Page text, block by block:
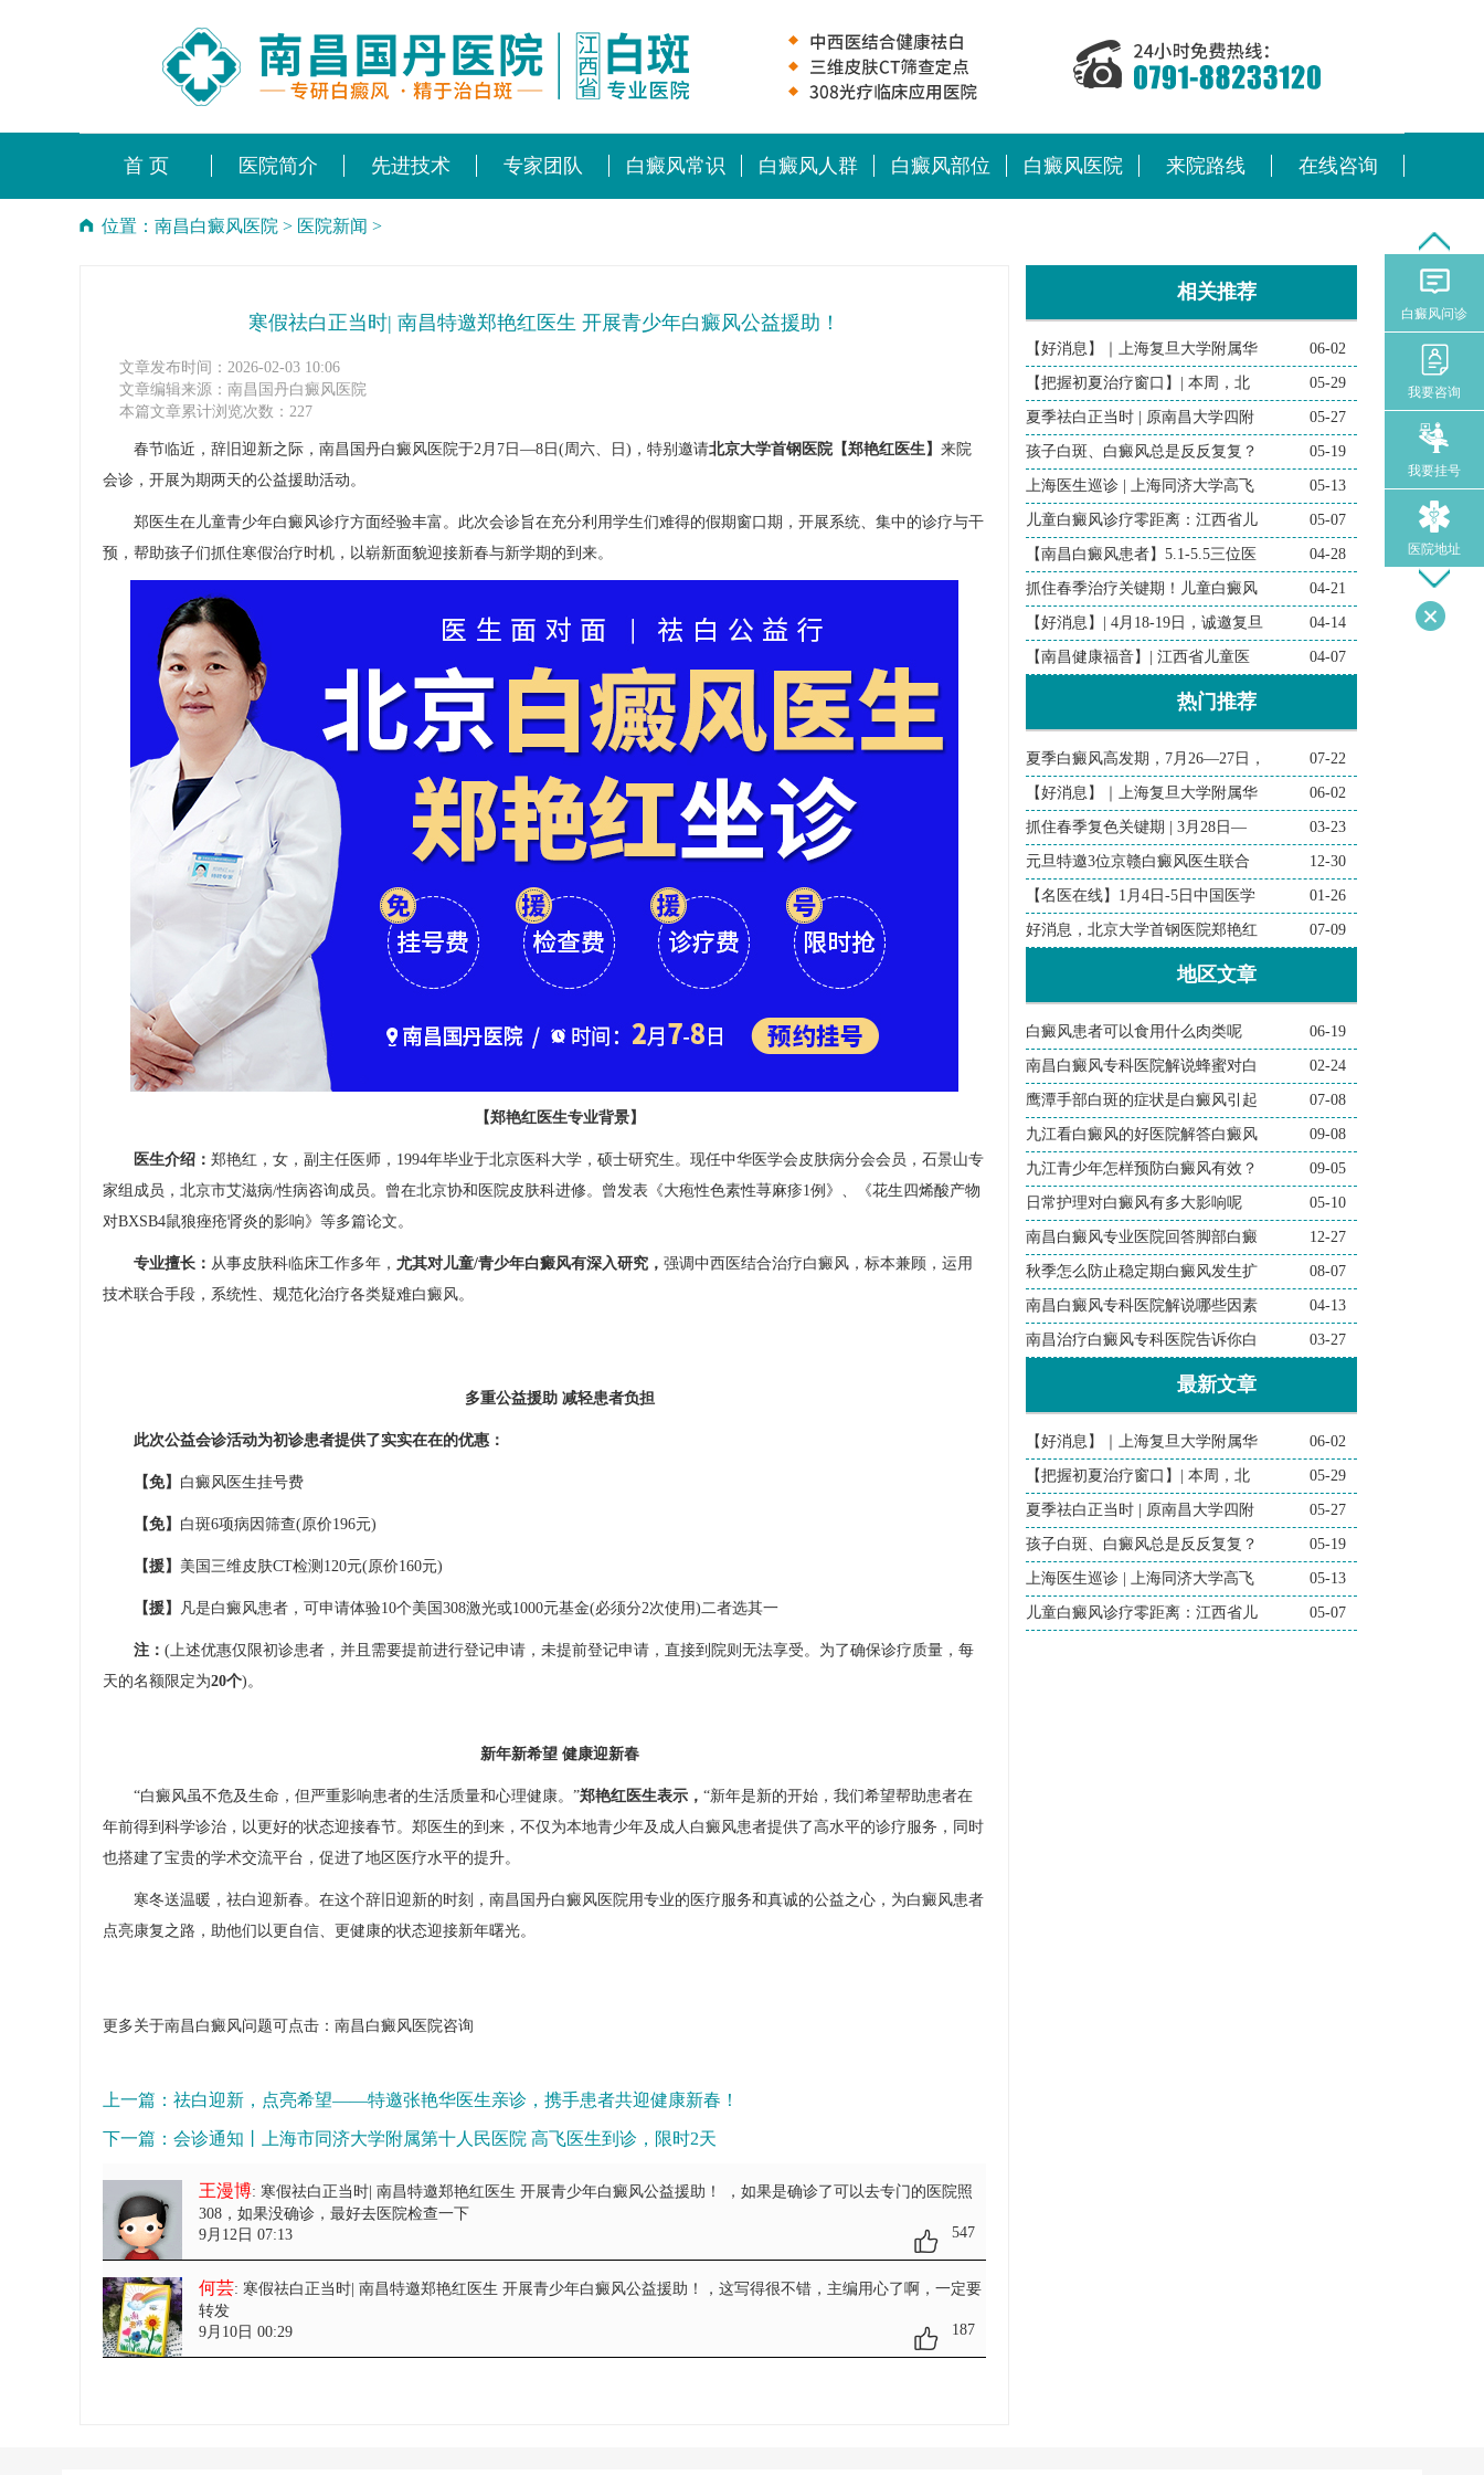
首 页 医院简介 先进技术 专家团队 白癜风常识 白癜风人群 白癜风部位 白癜风医院 来院路线 在线咨询
位置： 南昌白癜风医院 > 医院新闻 >
寒假祛白正当时| 南昌特邀郑艳红医生 开展青少年白癜风公益援助！
文章发布时间：2026-02-03 10:06
文章编辑来源：南昌国丹白癜风医院
本篇文章累计浏览次数：227
春节临近，辞旧迎新之际，南昌国丹白癜风医院于2月7日—8日(周六、日)，特别邀请北京大学首钢医院【郑艳红医生】 来院
会诊，开展为期两天的公益援助活动。
郑医生在儿童青少年白癜风诊疗方面经验丰富。此次会诊旨在充分利用学生们难得的假期窗口期，开展系统、集中的诊疗与干
预，帮助孩子们抓住寒假治疗时机，以崭新面貌迎接新春与新学期的到来。
【郑艳红医生专业背景】
医生介绍： 郑艳红，女，副主任医师，1994年毕业于北京医科大学，硕士研究生。现任中华医学会皮肤病分会会员，石景山专
家组成员，北京市艾滋病/性病咨询成员。曾在北京协和医院皮肤科进修。曾发表《大疱性色素性荨麻疹1例》、《花生四烯酸产物
对BXSB4鼠狼痤疮肾炎的影响》等多篇论文。
专业擅长： 从事皮肤科临床工作多年， 尤其对儿童/青少年白癜风有深入研究， 强调中西医结合治疗白癜风，标本兼顾，运用
技术联合手段，系统性、规范化治疗各类疑难白癜风。
多重公益援助 减轻患者负担
此次公益会诊活动为初诊患者提供了实实在在的优惠：
【免】 白癜风医生挂号费
【免】 白斑6项病因筛查(原价196元)
【援】 美国三维皮肤CT检测120元(原价160元)
【援】 凡是白癜风患者，可申请体验10个美国308激光或1000元基金(必须分2次使用)二者选其一
注： (上述优惠仅限初诊患者，并且需要提前进行登记申请，未提前登记申请，直接到院则无法享受。为了确保诊疗质量，每
天的名额限定为20个)。
新年新希望 健康迎新春
“白癜风虽不危及生命，但严重影响患者的生活质量和心理健康。”郑艳红医生表示， “新年是新的开始，我们希望帮助患者在
年前得到科学诊治，以更好的状态迎接春节。郑医生的到来，不仅为本地青少年及成人白癜风患者提供了高水平的诊疗服务，同时
也搭建了宝贵的学术交流平台，促进了地区医疗水平的提升。
寒冬送温暖，祛白迎新春。在这个辞旧迎新的时刻，南昌国丹白癜风医院用专业的医疗服务和真诚的公益之心，为白癜风患者
点亮康复之路，助他们以更自信、更健康的状态迎接新年曙光。
更多关于南昌白癜风问题可点击： 南昌白癜风医院咨询
上一篇： 祛白迎新，点亮希望——特邀张艳华医生亲诊，携手患者共迎健康新春！
下一篇： 会诊通知丨上海市同济大学附属第十人民医院 高飞医生到诊，限时2天
王漫博: 寒假祛白正当时| 南昌特邀郑艳红医生 开展青少年白癜风公益援助！
，如果是确诊了可以去专门的医院照
308，如果没确诊，最好去医院检查一下
9月12日 07:13
547
何芸: 寒假祛白正当时| 南昌特邀郑艳红医生 开展青少年白癜风公益援助！
，这写得很不错，主编用心了啊，一定要
转发
9月10日 00:29
187
相关推荐
【好消息】｜上海复旦大学附属华 06-02
【把握初夏治疗窗口】| 本周，北 05-29
夏季祛白正当时 | 原南昌大学四附 05-27
孩子白斑、白癜风总是反反复复？ 05-19
上海医生巡诊 | 上海同济大学高飞 05-13
儿童白癜风诊疗零距离：江西省儿 05-07
【南昌白癜风患者】5.1-5.5三位医 04-28
抓住春季治疗关键期！儿童白癜风 04-21
【好消息】| 4月18-19日，诚邀复旦 04-14
【南昌健康福音】| 江西省儿童医 04-07
热门推荐
夏季白癜风高发期，7月26—27日， 07-22
【好消息】｜上海复旦大学附属华 06-02
抓住春季复色关键期 | 3月28日— 03-23
元旦特邀3位京赣白癜风医生联合 12-30
【名医在线】1月4日-5日中国医学 01-26
好消息，北京大学首钢医院郑艳红 07-09
地区文章
白癜风患者可以食用什么肉类呢 06-19
南昌白癜风专科医院解说蜂蜜对白 02-24
鹰潭手部白斑的症状是白癜风引起 07-08
九江看白癜风的好医院解答白癜风 09-08
九江青少年怎样预防白癜风有效？ 09-05
日常护理对白癜风有多大影响呢 05-10
南昌白癜风专业医院回答脚部白癜 12-27
秋季怎么防止稳定期白癜风发生扩 08-07
南昌白癜风专科医院解说哪些因素 04-13
南昌治疗白癜风专科医院告诉你白 03-27
最新文章
【好消息】｜上海复旦大学附属华 06-02
【把握初夏治疗窗口】| 本周，北 05-29
夏季祛白正当时 | 原南昌大学四附 05-27
孩子白斑、白癜风总是反反复复？ 05-19
上海医生巡诊 | 上海同济大学高飞 05-13
儿童白癜风诊疗零距离：江西省儿 05-07
白癜风问诊
我要咨询
我要挂号
医院地址
导医问诊